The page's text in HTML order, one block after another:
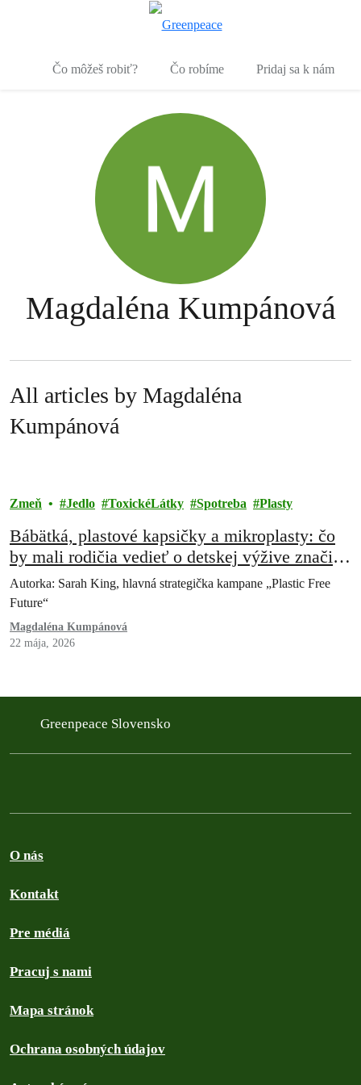
Čo môžeš robiť? Čo robíme Pridaj sa k nám
Magdaléna Kumpánová
All articles by Magdaléna
Kumpánová
Zmeň Jedlo ToxickéLátky Spotreba Plasty
Bábätká, plastové kapsičky a mikroplasty: čo
by mali rodičia vedieť o detskej výžive značiek
Nestlé a Danone
Autorka: Sarah King, hlavná strategička kampane „Plastic Free
Future“
Magdaléna Kumpánová
22 mája, 2026
Greenpeace Slovensko
O nás
Kontakt
Pre médiá
Pracuj s nami
Mapa stránok
Ochrana osobných údajov